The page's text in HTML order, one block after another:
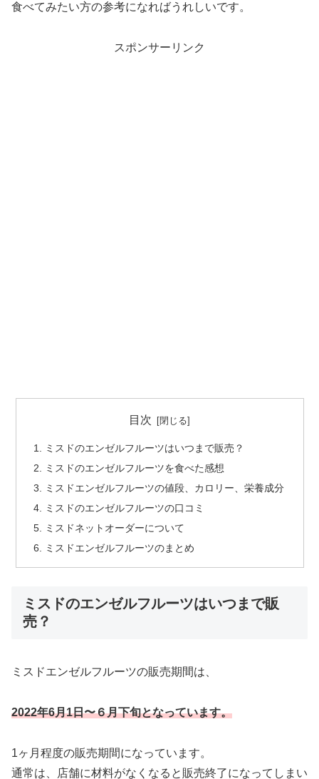
食べてみたい方の参考になればうれしいです。
スポンサーリンク
目次
ミスドのエンゼルフルーツはいつまで販売？
ミスドのエンゼルフルーツを食べた感想
ミスドエンゼルフルーツの値段、カロリー、栄養成分
ミスドのエンゼルフルーツの口コミ
ミスドネットオーダーについて
ミスドエンゼルフルーツのまとめ
ミスドのエンゼルフルーツはいつまで販
売？
ミスドエンゼルフルーツの販売期間は、
2022年6月1日〜６月下旬となっています。
1ヶ月程度の販売期間になっています。
通常は、店舗に材料がなくなると販売終了になってしまい